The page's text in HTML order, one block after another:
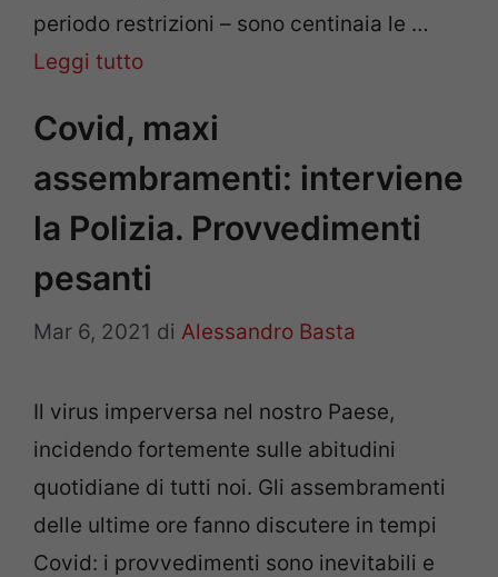
periodo restrizioni – sono centinaia le …
Leggi tutto
Covid, maxi
assembramenti: interviene
la Polizia. Provvedimenti
pesanti
Mar 6, 2021 di Alessandro Basta
Il virus imperversa nel nostro Paese,
incidendo fortemente sulle abitudini
quotidiane di tutti noi. Gli assembramenti
delle ultime ore fanno discutere in tempi
Covid: i provvedimenti sono inevitabili e